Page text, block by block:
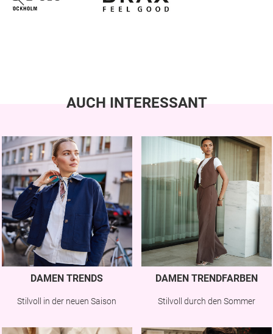
AUCH INTERESSANT
DAMEN TRENDS
Stilvoll in der neuen Saison
DAMEN TRENDFARBEN
Stilvoll durch den Sommer